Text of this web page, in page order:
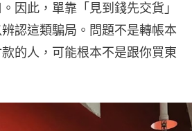
因此，單靠「見到錢先交貨」
認這類騙局。問題不是轉帳本
的人，可能根本不是跟你買東